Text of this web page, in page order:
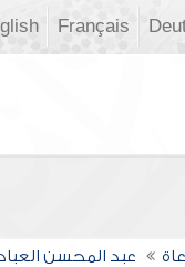
Français
عبد المحسن